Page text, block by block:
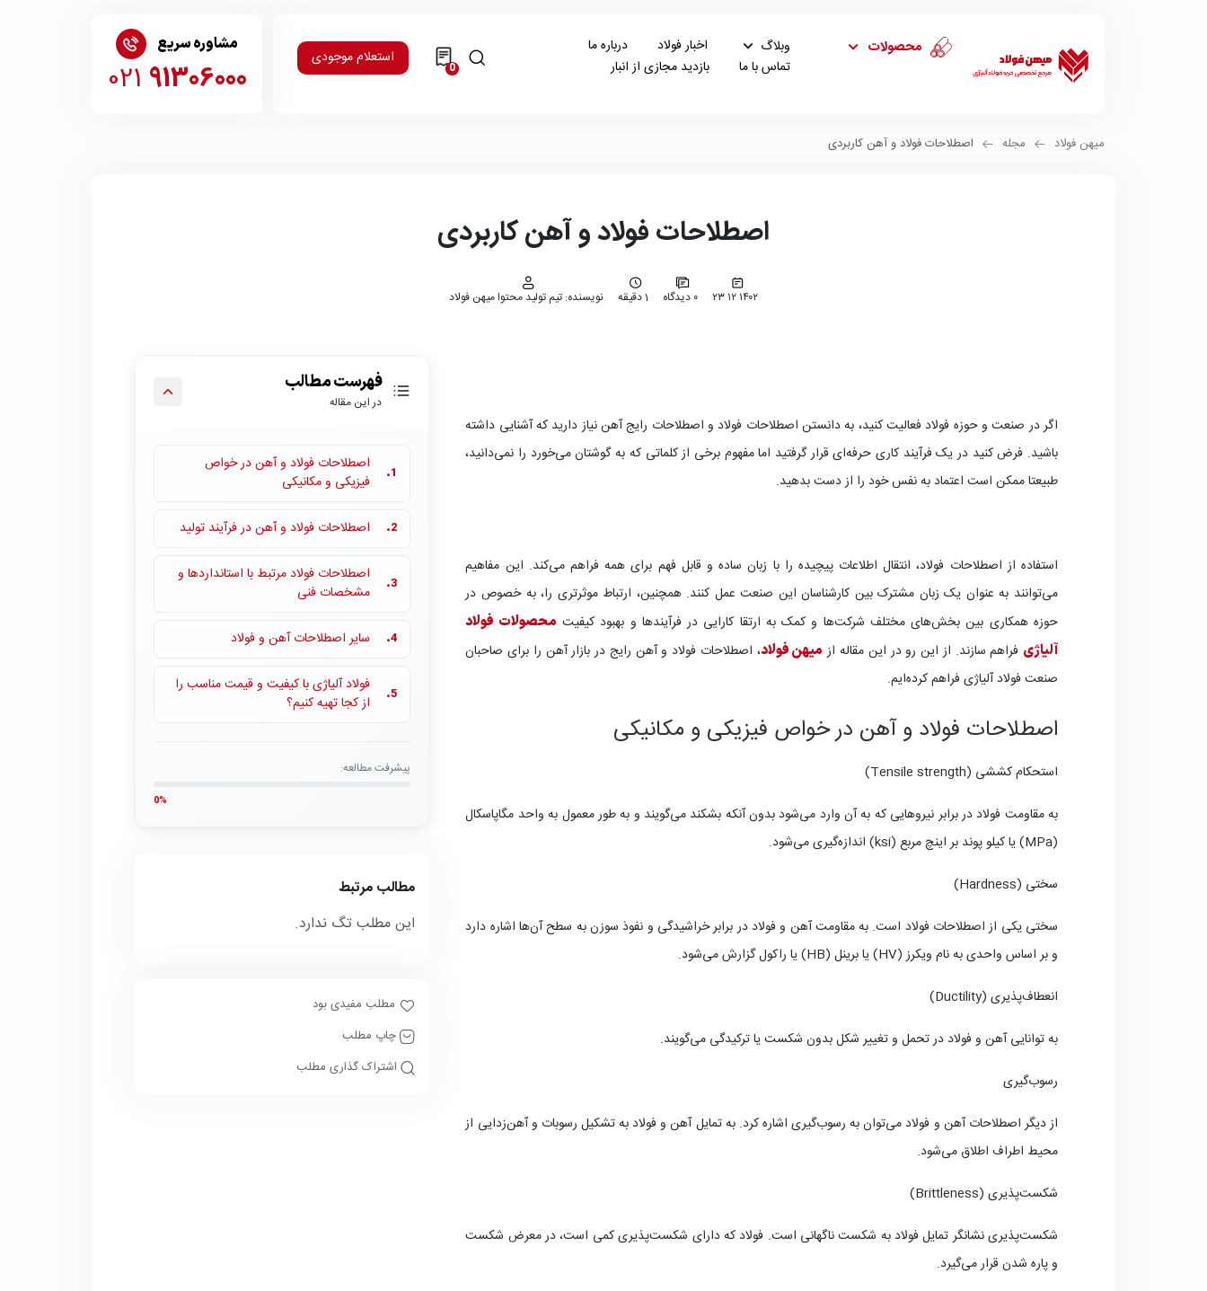
محصولات وبلاگ اخبار فولاد
درباره ما
تماس با ما
بازدید مجازی از انبار 0
استعلام موجودی
مشاوره سریع
021 91306000
اصطلاحات فولاد و آهن کاربردی مجله میهن فولاد
اصطلاحات فولاد و آهن کاربردی
۱۴۰۲ ۱۲ ۲۳ ۰ دیدگاه 1 دقیقه نویسنده: تیم تولید محتوا میهن فولاد
فهرست مطالب
در این مقاله
1.
اصطلاحات فولاد و آهن در خواص
فیزیکی و مکانیکی
2. اصطلاحات فولاد و آهن در فرآیند تولید
3.
اصطلاحات فولاد مرتبط با استانداردها و
مشخصات فنی
4. سایر اصطلاحات آهن و فولاد
5.
فولاد آلیاژی با کیفیت و قیمت مناسب را
از کجا تهیه کنیم؟
پیشرفت مطالعه:
0%
مطالب مرتبط
این مطلب تگ ندارد.
مطلب مفیدی بود
چاپ مطلب
اشتراک گذاری مطلب
اگر در صنعت و حوزه فولاد فعالیت کنید، به دانستن اصطلاحات فولاد و اصطلاحات رایج آهن نیاز دارید که آشنایی داشته
باشید. فرض کنید در یک فرآیند کاری حرفه‌ای قرار گرفتید اما مفهوم برخی از کلماتی که به گوشتان می‌خورد را نمی‌دانید،
طبیعتا ممکن است اعتماد به نفس خود را از دست بدهید.
استفاده از اصطلاحات فولاد، انتقال اطلاعات پیچیده را با زبان ساده و قابل فهم برای همه فراهم می‌کند. این مفاهیم
می‌توانند به عنوان یک زبان مشترک بین کارشناسان این صنعت عمل کنند. همچنین، ارتباط موثرتری را، به خصوص در
حوزه همکاری بین بخش‌های مختلف شرکت‌ها و کمک به ارتقا کارایی در فرآیندها و بهبود کیفیت محصولات فولاد
آلیاژی فراهم سازند. از این رو در این مقاله از میهن فولاد، اصطلاحات فولاد و آهن رایج در بازار آهن را برای صاحبان
صنعت فولاد آلیاژی فراهم کرده‌ایم.
اصطلاحات فولاد و آهن در خواص فیزیکی و مکانیکی
استحکام کششی (Tensile strength)
به مقاومت فولاد در برابر نیروهایی که به آن وارد می‌شود بدون آنکه بشکند می‌گویند و به طور معمول به واحد مگاپاسکال
(MPa) یا کیلو پوند بر اینچ مربع (ksi) اندازه‌گیری می‌شود.
سختی (Hardness)
سختی یکی از اصطلاحات فولاد است. به مقاومت آهن و فولاد در برابر خراشیدگی و نفوذ سوزن به سطح آن‌ها اشاره دارد
و بر اساس واحدی به نام ویکرز (HV) یا برینل (HB) یا راکول گزارش می‌شود.
انعطاف‌پذیری (Ductility)
به توانایی آهن و فولاد در تحمل و تغییر شکل بدون شکست یا ترکیدگی می‌گویند.
رسوب‌گیری
از دیگر اصطلاحات آهن و فولاد می‌توان به رسوب‌گیری اشاره کرد. به تمایل آهن و فولاد به تشکیل رسوبات و آهن‌زدایی از
محیط اطراف اطلاق می‌شود.
شکست‌پذیری (Brittleness)
شکست‌پذیری نشانگر تمایل فولاد به شکست ناگهانی است. فولاد که دارای شکست‌پذیری کمی است، در معرض شکست
و پاره شدن قرار می‌گیرد.